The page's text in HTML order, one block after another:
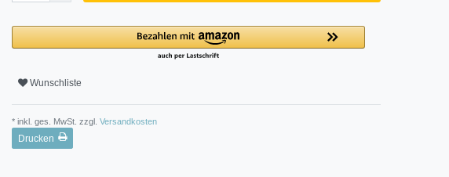
Wunschliste
* inkl. ges. MwSt. zzgl. Versandkosten
Drucken